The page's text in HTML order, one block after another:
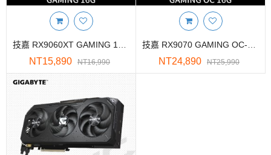
處理器
記憶體
INTEL主機板
AMD主機板
2.5 SSD
M.2 SSD
NT15,890 NT16,990 NT24,890 NT25,990